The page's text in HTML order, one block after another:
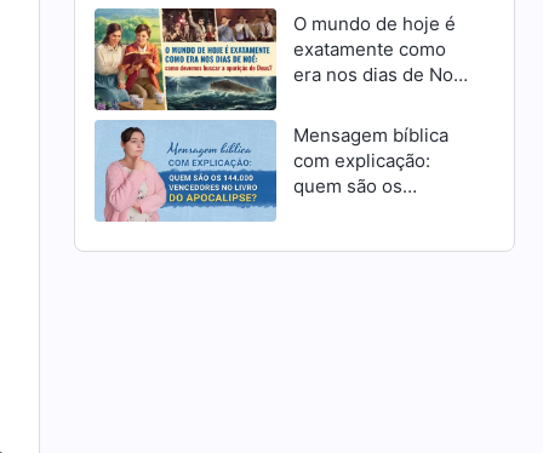
misericórdia de
Deus como cristãos
O mundo de hoje é
exatamente como
era nos dias de Noé:
buscar a aparição de
Deus?
Mensagem bíblica
com explicação:
quem são os